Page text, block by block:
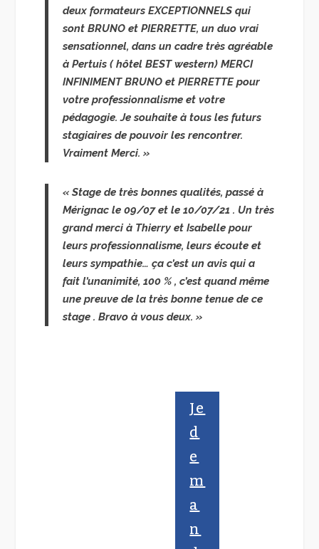
deux formateurs EXCEPTIONNELS qui
sont BRUNO et PIERRETTE, un duo vrai
sensationnel, dans un cadre très agréable
à Pertuis ( hôtel BEST western) MERCI
INFINIMENT BRUNO et PIERRETTE pour
votre professionnalisme et votre
pédagogie. Je souhaite à tous les futurs
stagiaires de pouvoir les rencontrer.
Vraiment Merci. »
« Stage de très bonnes qualités, passé à
Mérignac le 09/07 et le 10/07/21 . Un très
grand merci à Thierry et Isabelle pour
leurs professionnalisme, leurs écoute et
leurs sympathie… ça c’est un avis qui a
fait l’unanimité, 100 % , c’est quand même
une preuve de la très bonne tenue de ce
stage . Bravo à vous deux. »
Je
d
e
m
a
n